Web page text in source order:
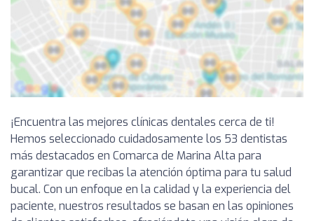
¡Encuentra las mejores clínicas dentales cerca de ti!
Hemos seleccionado cuidadosamente los 53 dentistas
más destacados en Comarca de Marina Alta para
garantizar que recibas la atención óptima para tu salud
bucal. Con un enfoque en la calidad y la experiencia del
paciente, nuestros resultados se basan en las opiniones